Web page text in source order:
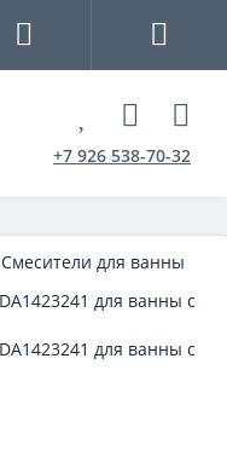
+7 926 538-70-32
Смесители для ванны